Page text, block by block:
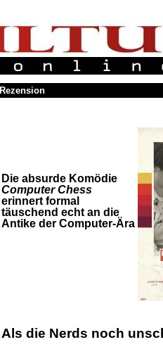
Rezension
Die absurde Komödie
Computer Chess
erinnert formal
täuschend echt an die
Antike der Computer-Ära
Als die Nerds noch